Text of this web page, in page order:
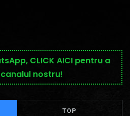
CLICK AICI pentru a
nostru!
TOP